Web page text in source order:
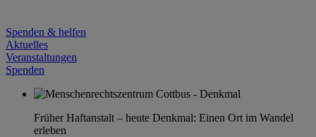
Spenden & helfen
Aktuelles
Veranstaltungen
Spenden
Früher Haftanstalt – heute Denkmal: Einen Ort im Wandel
erleben